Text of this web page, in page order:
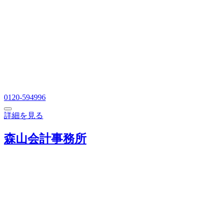
0120-594996
詳細を見る
森山会計事務所